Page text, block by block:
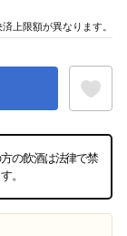
お気に入
の飲酒は法律で禁
。
上限額が異なります。